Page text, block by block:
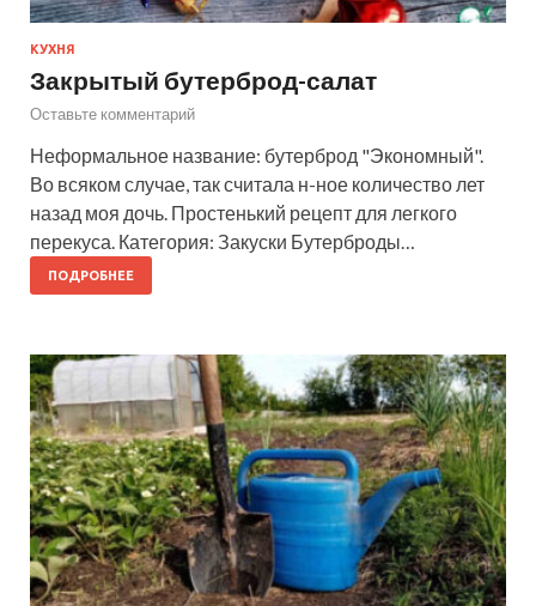
КУХНЯ
Закрытый бутерброд-салат
Оставьте комментарий
Неформальное название: бутерброд "Экономный".
Во всяком случае, так считала н-ное количество лет
назад моя дочь. Простенький рецепт для легкого
перекуса. Категория: Закуски Бутерброды…
ПОДРОБНЕЕ